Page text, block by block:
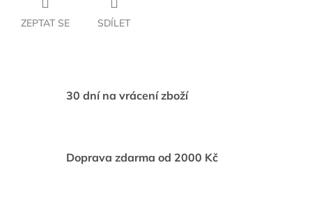
ZEPTAT SE SDÍLET
30 dní na vrácení zboží
Doprava zdarma od 2000 Kč